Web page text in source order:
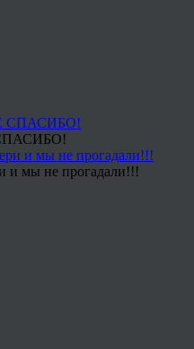
и мы не прогадали!!!